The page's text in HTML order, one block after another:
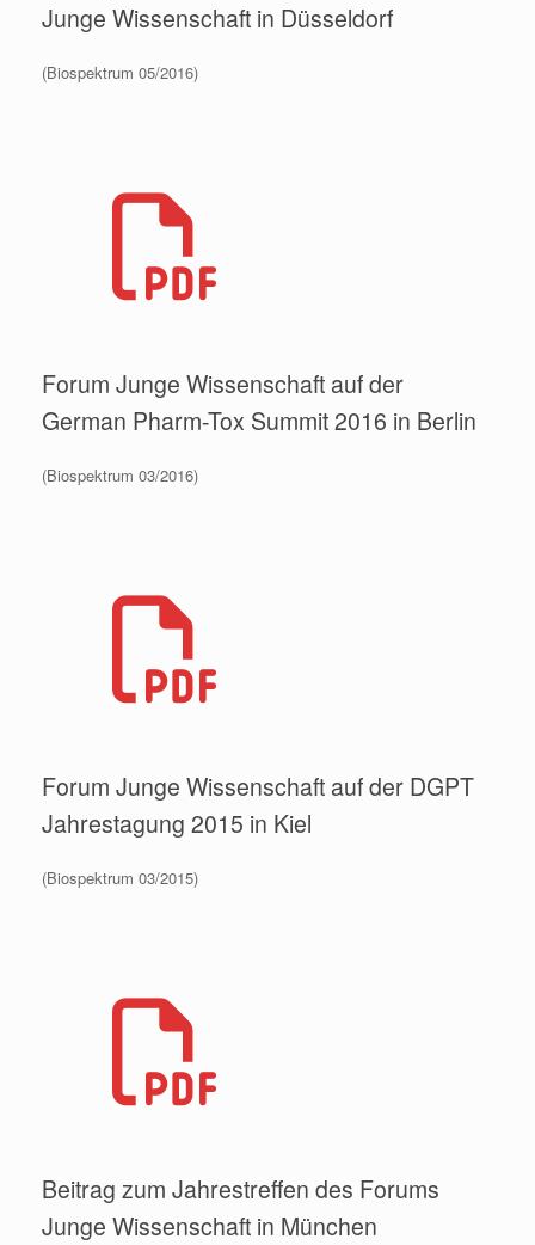
Junge Wissenschaft in Düsseldorf
(Biospektrum 05/2016)
Forum Junge Wissenschaft auf der
German Pharm-Tox Summit 2016 in Berlin
(Biospektrum 03/2016)
Forum Junge Wissenschaft auf der DGPT
Jahrestagung 2015 in Kiel
(Biospektrum 03/2015)
Beitrag zum Jahrestreffen des Forums
Junge Wissenschaft in München